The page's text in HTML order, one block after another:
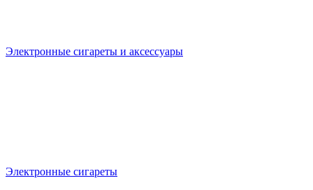
Электронные сигареты и аксесcуары
Электронные сигареты